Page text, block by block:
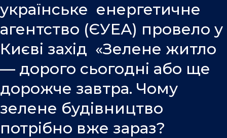
o
k
i
n
українське енергетичне
агентство (ЄУЕА) провело у
Києві захід «Зелене житло
— дорого сьогодні або ще
дорожче завтра. Чому
зелене будівництво
потрібно вже зараз?